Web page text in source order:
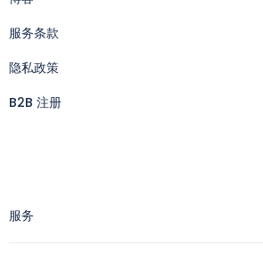
服务条款
隐私政策
B2B 注册
服务